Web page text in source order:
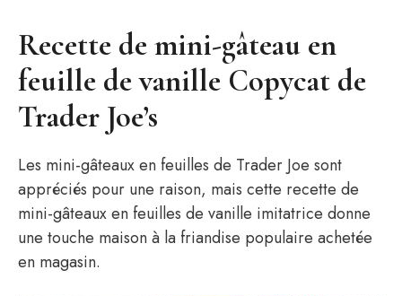
Recette de mini-gâteau en
feuille de vanille Copycat de
Trader Joe’s
Les mini-gâteaux en feuilles de Trader Joe sont
appréciés pour une raison, mais cette recette de
mini-gâteaux en feuilles de vanille imitatrice donne
une touche maison à la friandise populaire achetée
en magasin.